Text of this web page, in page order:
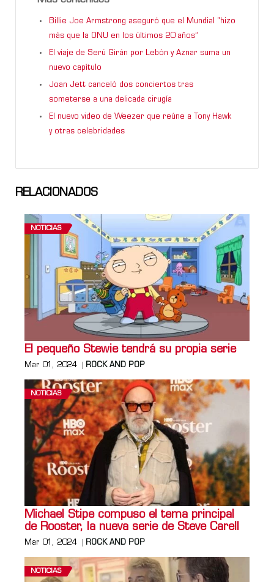
Billie Joe Armstrong aseguró que el Mundial “hizo
más que la ONU en los últimos 20 años”
El viaje de Serú Girán por Lebón y Aznar suma un
nuevo capítulo
Joan Jett canceló dos conciertos tras
someterse a una delicada cirugía
El nuevo video de Weezer que reúne a Tony Hawk
y otras celebridades
RELACIONADOS
NOTICIAS
El pequeño Stewie tendrá su propia serie
Mar 01, 2024 ROCK AND POP
NOTICIAS
Michael Stipe compuso el tema principal
de Rooster, la nueva serie de Steve Carell
Mar 01, 2024 ROCK AND POP
NOTICIAS